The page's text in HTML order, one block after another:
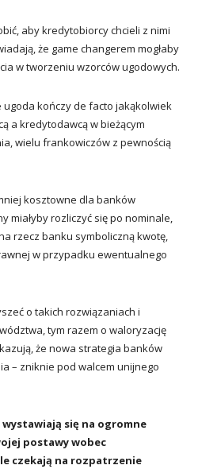
aby kredytobiorcy chcieli z nimi
że game changerem mogłaby
w tworzeniu wzorców ugodowych.
ugoda kończy de facto jakąkolwiek
a kredytodawcą w bieżącym
wielu frankowiczów z pewnością
kosztowne dla banków
miałyby rozliczyć się po nominale,
rzecz banku symboliczną kwotę,
w przypadku ewentualnego
o takich rozwiązaniach i
tym razem o waloryzację
że nowa strategia banków
– zniknie pod walcem unijnego
się na ogromne
postawy wobec
czekają na rozpatrzenie